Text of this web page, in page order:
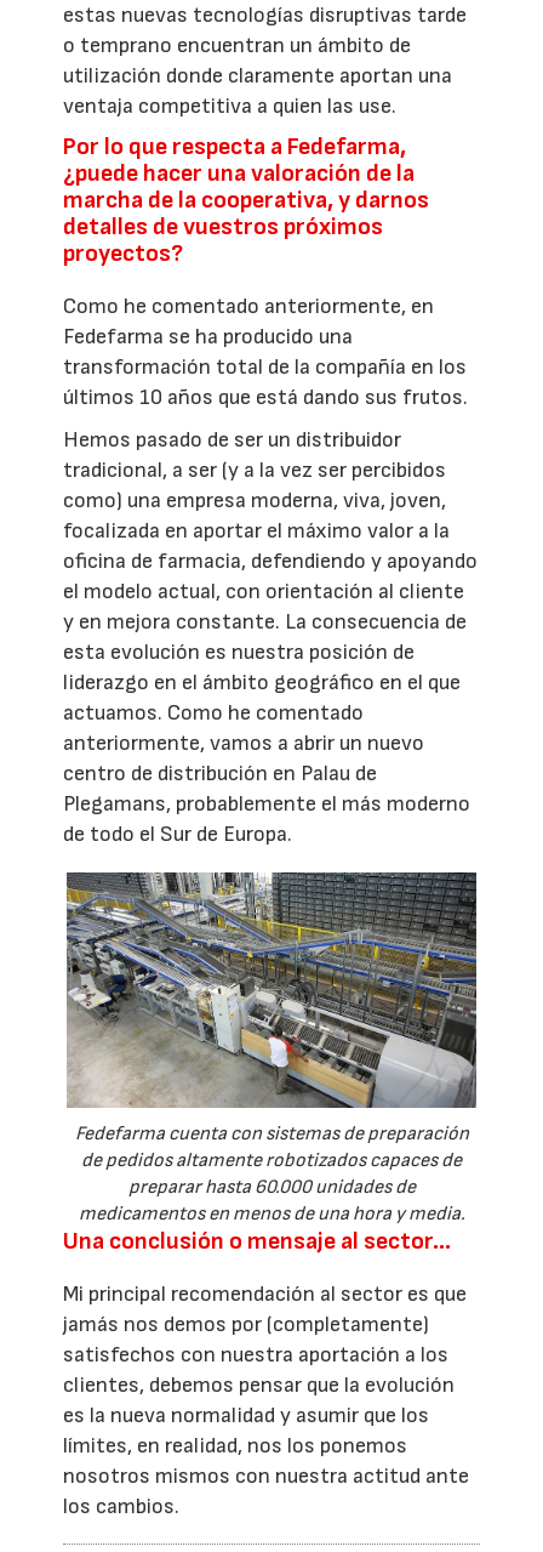
estas nuevas tecnologías disruptivas tarde
o temprano encuentran un ámbito de
utilización donde claramente aportan una
ventaja competitiva a quien las use.
Por lo que respecta a Fedefarma,
¿puede hacer una valoración de la
marcha de la cooperativa, y darnos
detalles de vuestros próximos
proyectos?
Como he comentado anteriormente, en
Fedefarma se ha producido una
transformación total de la compañía en los
últimos 10 años que está dando sus frutos.
Hemos pasado de ser un distribuidor
tradicional, a ser (y a la vez ser percibidos
como) una empresa moderna, viva, joven,
focalizada en aportar el máximo valor a la
oficina de farmacia, defendiendo y apoyando
el modelo actual, con orientación al cliente
y en mejora constante. La consecuencia de
esta evolución es nuestra posición de
liderazgo en el ámbito geográfico en el que
actuamos. Como he comentado
anteriormente, vamos a abrir un nuevo
centro de distribución en Palau de
Plegamans, probablemente el más moderno
de todo el Sur de Europa.
Fedefarma cuenta con sistemas de preparación
de pedidos altamente robotizados capaces de
preparar hasta 60.000 unidades de
medicamentos en menos de una hora y media.
Una conclusión o mensaje al sector...
Mi principal recomendación al sector es que
jamás nos demos por (completamente)
satisfechos con nuestra aportación a los
clientes, debemos pensar que la evolución
es la nueva normalidad y asumir que los
límites, en realidad, nos los ponemos
nosotros mismos con nuestra actitud ante
los cambios.